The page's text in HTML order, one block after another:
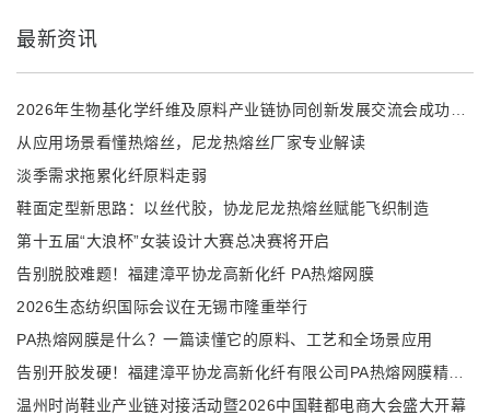
最新资讯
从应用场景看懂热熔丝，尼龙热熔丝厂家专业解读
淡季需求拖累化纤原料走弱
鞋面定型新思路：以丝代胶，协龙尼龙热熔丝赋能飞织制造
第十五届“大浪杯”女装设计大赛总决赛将开启
告别脱胶难题！福建漳平协龙高新化纤 PA热熔网膜
2026生态纺织国际会议在无锡市隆重举行
PA热熔网膜是什么？一篇读懂它的原料、工艺和全场景应用
温州时尚鞋业产业链对接活动暨2026中国鞋都电商大会盛大开幕